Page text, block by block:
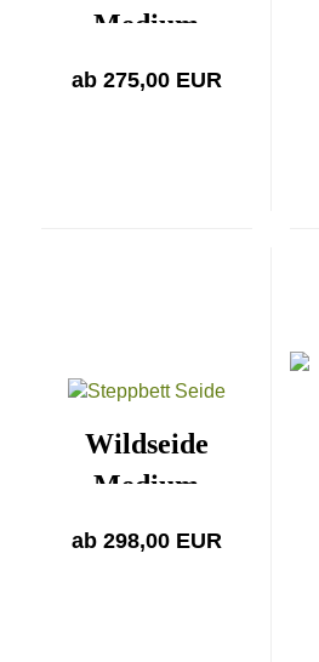
Medium
ab 275,00 EUR
Wildseide
Medium
ab 298,00 EUR